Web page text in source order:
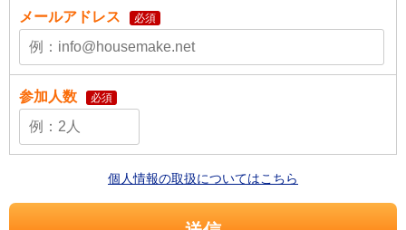
メールアドレス 必須
参加人数 必須
個人情報の取扱についてはこちら